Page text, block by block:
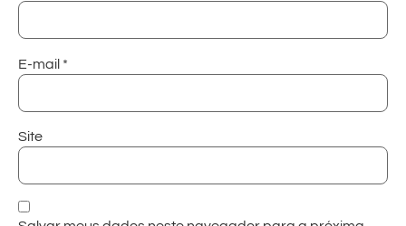
E-mail *
Site